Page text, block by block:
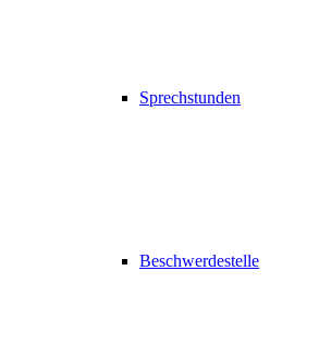
Sprechstunden
Beschwerdestelle